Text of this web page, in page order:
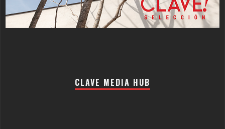
CLAVE MEDIA HUB